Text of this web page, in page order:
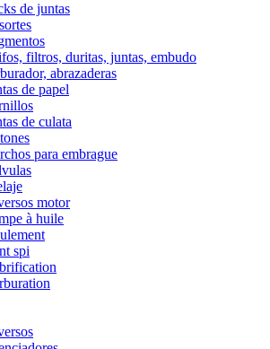
de juntas
filtros, duritas, juntas, embudo
abrazaderas
de papel
de culata
para embrague
motor
à huile
spi